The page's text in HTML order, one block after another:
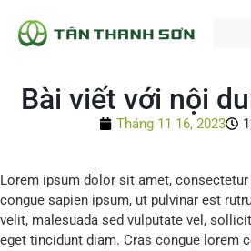
Bài viết với nội
Tháng 11 16, 2023
Lorem ipsum dolor sit amet,
congue sapien ipsum, ut pulvinar est
velit, malesuada sed vulputate vel,
eget tincidunt diam. Cras congue lorem